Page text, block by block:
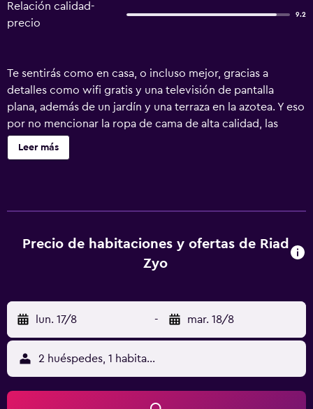
Relación calidad-
precio
9.2
Te sentirás como en casa, o incluso mejor, gracias a
detalles como wifi gratis y una televisión de pantalla
plana, además de un jardín y una terraza en la azotea. Y eso
por no mencionar la ropa de cama de alta calidad, las
toallas, los albornoces y el teléfono.
Leer más
Precio de habitaciones y ofertas de Riad
Zyo
lun. 17/8 - mar. 18/8
2 huéspedes, 1 habitación